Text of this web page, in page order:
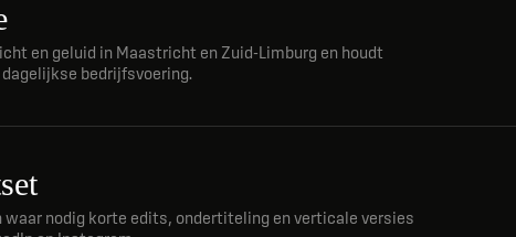
en geluid in Maastricht en Zuid-Limburg en houdt
bedrijfsvoering.
waar nodig korte edits, ondertiteling en verticale versies